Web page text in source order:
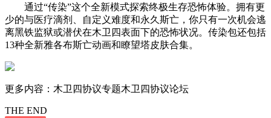
通过“传染”这个全新模式探索终极生存恐怖体验。拥有更
少的与医疗滴剂、自定义难度和永久斯亡，你只有一次机会逃
离黑铁监狱或潜伏在木卫四表面下的恐怖状况。传染包还包括
13种全新雅各布斯亡动画和瞭望塔皮肤合集。
更多内容：木卫四协议专题木卫四协议论坛
THE END